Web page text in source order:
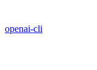
openai-cli